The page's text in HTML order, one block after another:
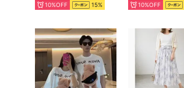
10%OFF 15% 10%OFF